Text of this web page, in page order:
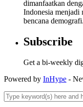
dimanfaatkan
Indonesia menjadi
bencana demografi.
Subscribe
Get a bi-weekly
Powered by InHype -